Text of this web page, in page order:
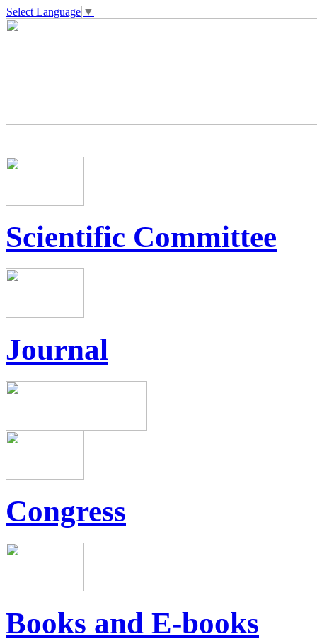
Select Language ▼
Scientific Committee
Journal
Congress
Books and E-books